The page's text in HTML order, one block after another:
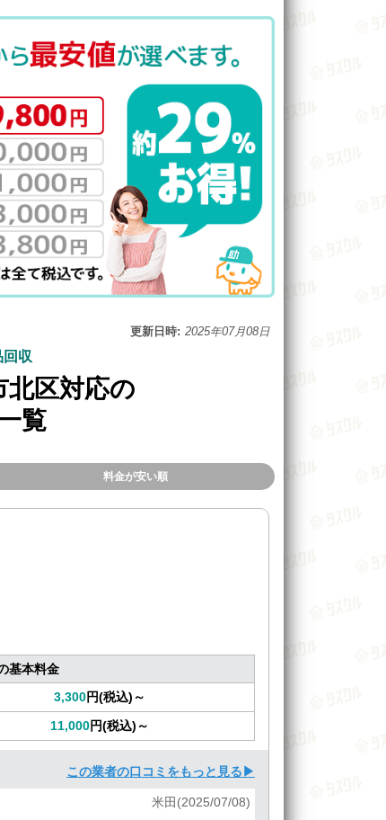
更新日時: 2025年07月08日
回収
北区対応の
覧
料金が安い順
基本料金
3,300円(税込)～
11,000円(税込)～
この業者の口コミをもっと見る▶
米田(2025/07/08)